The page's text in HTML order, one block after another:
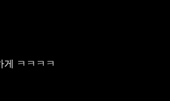
게 ㅋㅋㅋㅋ